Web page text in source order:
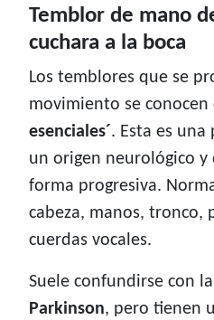
Temblor de mano
cuchara a la boca
Los temblores que se
movimiento se conocen
esenciales´. Esta es
un origen neurológico y
forma progresiva.
cabeza, manos, tronco,
cuerdas vocales.
Suele confundirse con la
Parkinson, pero tienen